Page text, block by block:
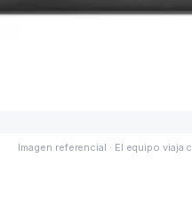
Imagen referencial · El equipo viaja